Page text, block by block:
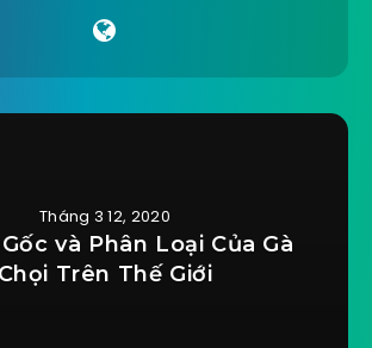
Tháng 3 12, 2020
và Phân Loại Của Gà
Chọi Trên Thế Giới